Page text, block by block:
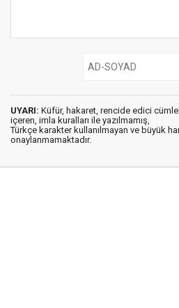
UYARI: Küfür, hakaret, rencide edici
içeren, imla kuralları ile yazılmamış,
Türkçe karakter kullanılmayan ve büyük
onaylanmamaktadır.